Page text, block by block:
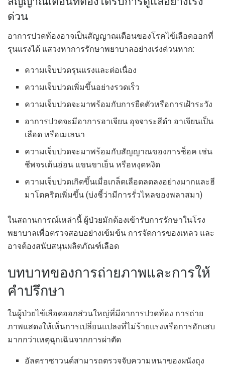
ด่วน
อาการปวดท้องอาจเป็นสัญญาณเตือนของโรคไข้เลือดออกที่
รุนแรงได้ แสวงหาการรักษาพยาบาลอย่างเร่งด่วนหาก:
ความเจ็บปวดรุนแรงและต่อเนื่อง
ความเจ็บปวดเพิ่มขึ้นอย่างรวดเร็ว
ความเจ็บปวดจะมาพร้อมกับการยืดตัวหรือการเฝ้าระวัง
อาการปวดจะมีอาการอาเจียน อุจจาระสีดำ อาเจียนเป็น
เลือด หรือเมเลนา
ความเจ็บปวดจะมาพร้อมกับสัญญาณของการช็อค เช่น
ชีพจรเต้นอ่อน แขนขาเย็น หรือหงุดหงิด
ความเจ็บปวดเกิดขึ้นเมื่อเกล็ดเลือดลดลงอย่างมากและฮี
มาโตคริตเพิ่มขึ้น (บ่งชี้ว่ามีการรั่วไหลของพลาสมา)
ในสถานการณ์เหล่านี้ ผู้ป่วยมักต้องเข้ารับการรักษาในโรง
พยาบาลเพื่อตรวจสอบอย่างเข้มข้น การจัดการของเหลว และ
อาจต้องสนับสนุนผลิตภัณฑ์เลือด
บทบาทของการถ่ายภาพและการให้
คำปรึกษา
ในผู้ป่วยไข้เลือดออกส่วนใหญ่ที่มีอาการปวดท้อง การถ่าย
ภาพแสดงให้เห็นการเปลี่ยนแปลงที่ไม่ร้ายแรงหรือการอักเสบ
มากกว่าเหตุฉุกเฉินจากการผ่าตัด
อัลตราซาวนด์สามารถตรวจจับความหนาของผนังถุง